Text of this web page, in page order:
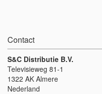
Contact
S&C Distributie B.V.
Televisieweg 81-1
1322 AK Almere
Nederland